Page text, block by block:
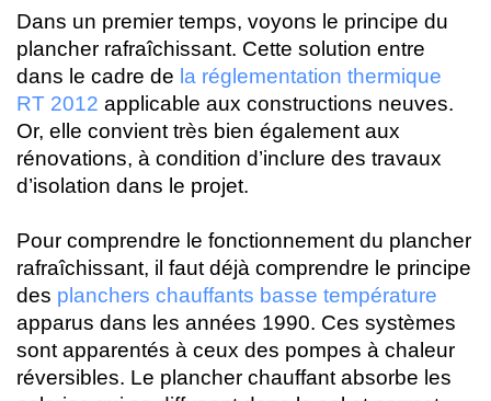
Dans un premier temps, voyons le principe du
plancher rafraîchissant. Cette solution entre
dans le cadre de la réglementation thermique
RT 2012 applicable aux constructions neuves.
Or, elle convient très bien également aux
rénovations, à condition d’inclure des travaux
d’isolation dans le projet.
Pour comprendre le fonctionnement du plancher
rafraîchissant, il faut déjà comprendre le principe
des planchers chauffants basse température
apparus dans les années 1990. Ces systèmes
sont apparentés à ceux des pompes à chaleur
réversibles. Le plancher chauffant absorbe les